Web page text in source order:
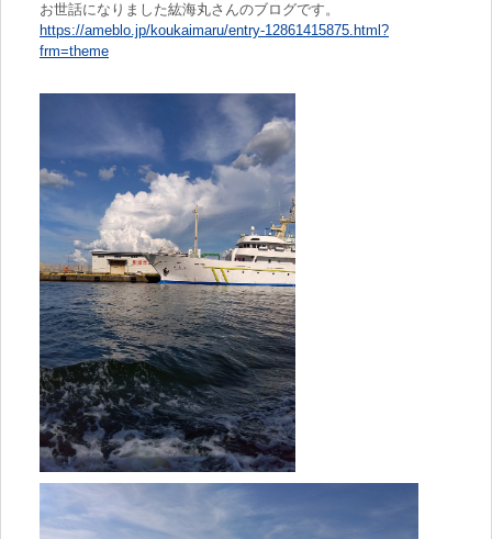
お世話になりました紘海丸さんのブログです。
https://ameblo.jp/koukaimaru/entry-12861415875.html?
frm=theme